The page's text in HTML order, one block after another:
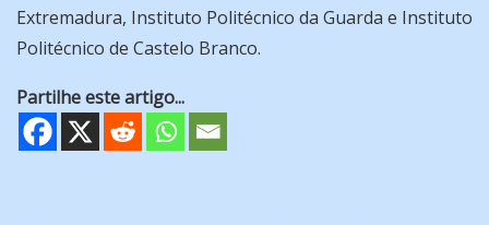
Extremadura, Instituto Politécnico da Guarda e Instituto
Politécnico de Castelo Branco.
Partilhe este artigo...